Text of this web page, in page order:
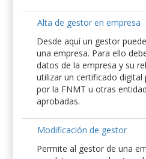
Alta de gestor en empresa
Desde aquí un gestor
una empresa. Para ello
datos de la empresa y su
utilizar un certificado digital
por la FNMT u otras
aprobadas.
Modificación de gestor
Permite al gestor de una